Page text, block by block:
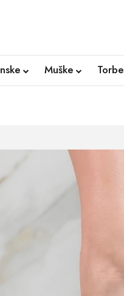
Muške Torbe